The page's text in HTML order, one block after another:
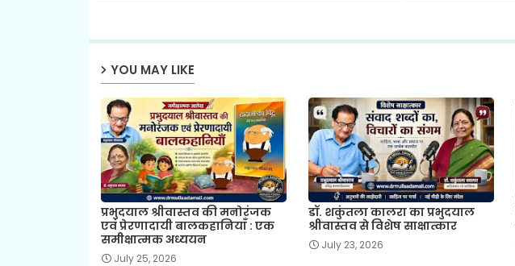
YOU MAY LIKE
प्रभुदयाल श्रीवास्तव की मनोरंजक
एवं प्रेरणादायी बालकहानियाँ : एक
समीक्षात्मक अध्ययन
July 25, 2026
डॉ. शकुंतला कालरा का प्रभुदयाल
श्रीवास्तव से विशेष साक्षात्कार
July 23, 2026